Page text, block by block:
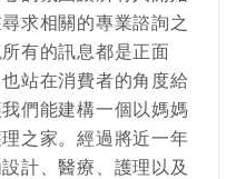
求相關的專業諮詢之
有的訊息都是正面
站在消費者的角度給
們能建構一個以媽媽
之家。經過將近一年
計、醫療、護理以及